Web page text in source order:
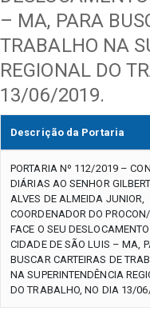
– MA, PARA
TRABALHO NA
REGIONAL DO
13/06/2019.
Descrição da Portaria
PORTARIA Nº 112/2019 –
DIÁRIAS AO SENHOR
ALVES DE ALMEIDA JUNIOR,
COORDENADOR DO
FACE O SEU
CIDADE DE SÃO LUIS – MA,
BUSCAR CARTEIRAS DE
NA SUPERINTENDÊNCIA
DO TRABALHO, NO DIA 13/